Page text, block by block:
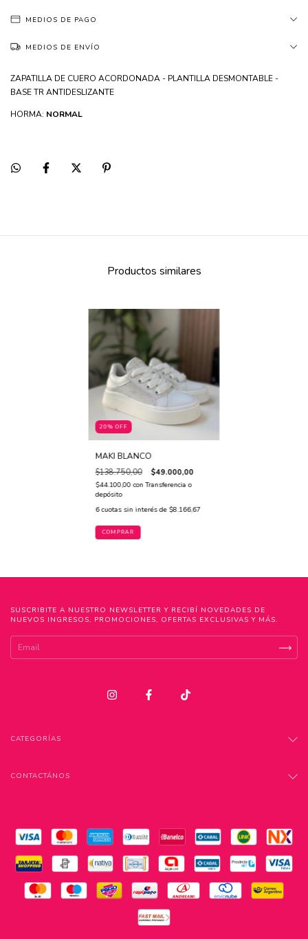
MEDIOS DE PAGO
MEDIOS DE ENVÍO
ZAPATILLA DE CUERO ACORDONADA - PLANTILLA DESMONTABLE -
BASE TR ANTIDESLIZANTE
HORMA: NORMAL
Productos similares
20% OFF
MAKI BLANCO
$138.750,00 $49.000,00
$44.100,00con Transferencia o
depósito
6 cuotas sin interés de $8.166,67
COMPRAR
SUSCRIBITE A NUESTRO NEWSLETTER Y RECIBÍ NOVEDADES DE
NUEVOS INGRESOS, PROMOCIONES, OFERTAS EXCLUSIVAS Y MÁS.
CATEGORÍAS
CONTACTÁNOS